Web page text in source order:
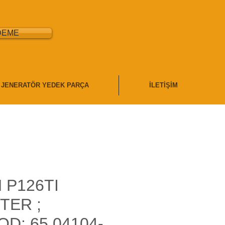
JENERATÖR YEDEK PARÇA İLETİŞİM
P126TI
;